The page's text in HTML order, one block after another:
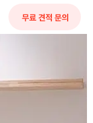
무료 견적 문의